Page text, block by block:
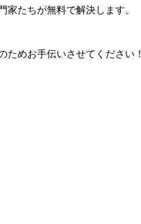
たちが無料で解決します。
ためお手伝いさせてください！